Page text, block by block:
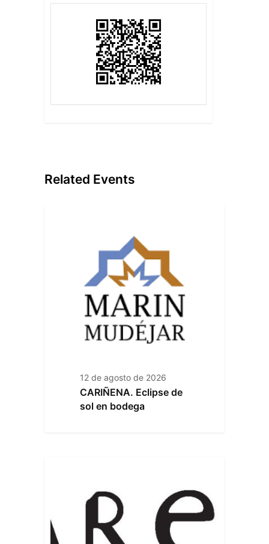
Related Events
12 de agosto de 2026
CARIÑENA. Eclipse de
sol en bodega